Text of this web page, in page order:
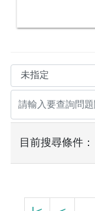
目前搜尋條件：